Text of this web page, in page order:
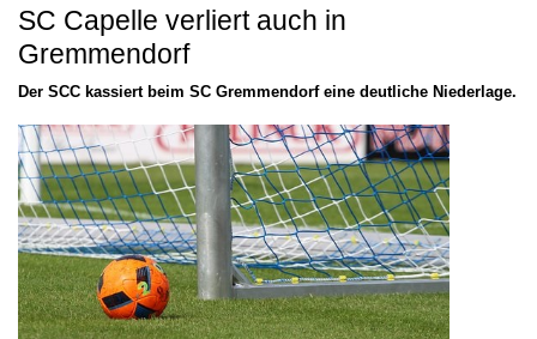
SC Capelle verliert auch in
Gremmendorf
Der SCC kassiert beim SC Gremmendorf eine deutliche Niederlage.